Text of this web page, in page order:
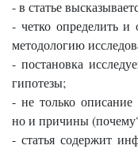
- в статье
- четко определить и
методологию
- постановка
гипотезы;
- не только описание
но и причины
- статья содержит